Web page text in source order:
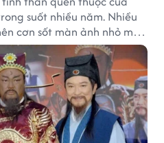
suốt nhiều năm. Nhiều
cơn sốt màn ảnh nhỏ mà
của cả một thế hệ.